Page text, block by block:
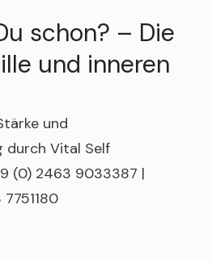
schon? – Die
und inneren
und
durch Vital Self
(0) 2463 9033387 |